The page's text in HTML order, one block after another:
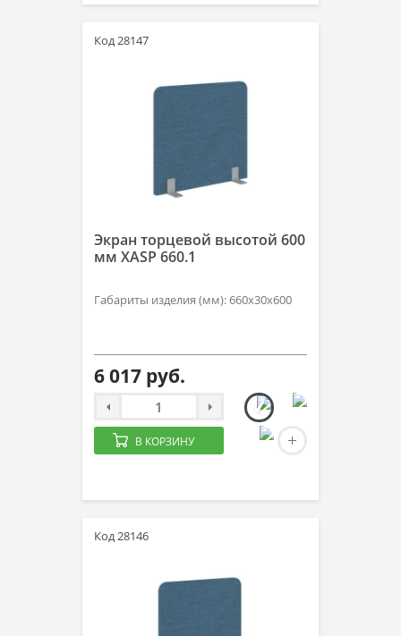
Код 28147
Экран торцевой высотой 600
мм XASP 660.1
Габариты изделия (мм): 660х30х600
6 017 руб.
В КОРЗИНУ
Код 28146